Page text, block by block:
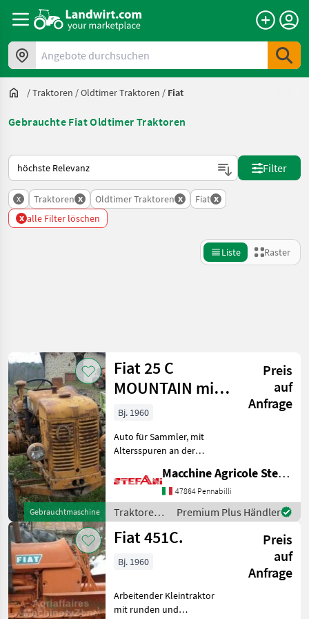
Angebote durchsuchen
/Traktoren /Oldtimer Traktoren / Fiat
Gebrauchte Fiat Oldtimer Traktoren
So wird auf Landwirt.com sortiert
Filter
x Traktoren x Oldtimer Traktoren x Fiat x
x alle Filter löschen
Liste Raster
Kategorie 4 Land Filter
AKTUELLER
PFAD
Landtechnik
Traktoren
Oldtimer
Traktoren
KATEGORIE
WÄHLEN
Fiat
Steyr
Zurücksetzen
2
Ergebnisse
anzeigen
Gebrauchtmaschine
Fiat 25 C
MOUNTAIN mit
Rädern
Preis
auf
Anfrage
Bj. 1960
Auto für Sammler, mit
Altersspuren an der
Räder mit abnehmbaren
unzugängliches Gelände zu
erreichen Für diejenigen, di
Macchine Agricole Stefani Luciano
47864 Pennabilli
Traktoren /
Fiat
Premium Plus Händler
Fiat 451C.
Preis
auf
Anfrage
Bj. 1960
Arbeitender Kleintraktor
mit runden und